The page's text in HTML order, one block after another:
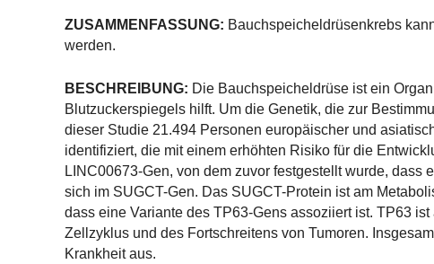
ZUSAMMENFASSUNG: Bauchspeicheldrüsenkrebs
werden.
BESCHREIBUNG: Die Bauchspeicheldrüse ist ein
Blutzuckerspiegels hilft. Um die Genetik, die zur
dieser Studie 21.494 Personen europäischer und
identifiziert, die mit einem erhöhten Risiko für die
LINC00673-Gen, von dem zuvor festgestellt wurde,
sich im SUGCT-Gen. Das SUGCT-Protein ist am
dass eine Variante des TP63-Gens assoziiert ist. TP63
Zellzyklus und des Fortschreitens von Tumoren.
Krankheit aus.